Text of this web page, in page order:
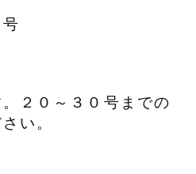
２０～３０号までの
い。